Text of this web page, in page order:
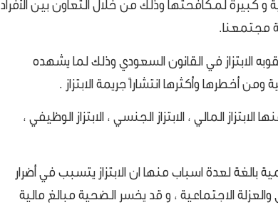
و كبيرة لمكافحتها وذلك من خلال التعاون بين الأفراد
مجتمعنا.
الابتزاز في القانون السعودي وذلك لما يشهده
أخطرها وأكثرها انتشاراً جريمة الابتزاز .
الابتزاز المالي ، الابتزاز الجنسي ، الابتزاز الوظيفي ،
بالغة لعدة اسباب منها ان الابتزاز يتسبب في أضرار
الاجتماعية ، و قد يخسر الضحية مبالغ مالية